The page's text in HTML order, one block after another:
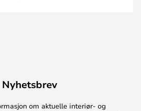
Nyhetsbrev
om aktuelle interiør- og